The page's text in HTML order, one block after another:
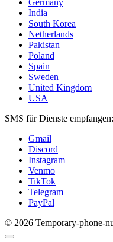
India
South Korea
Netherlands
Pakistan
Poland
Spain
Sweden
United Kingdom
USA
SMS für Dienste empfangen:
Gmail
Discord
Instagram
Venmo
TikTok
Telegram
PayPal
© 2026 Temporary-phone-